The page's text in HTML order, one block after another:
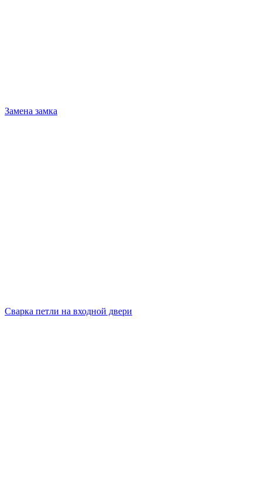
Замена замка
Сварка петли на входной двери